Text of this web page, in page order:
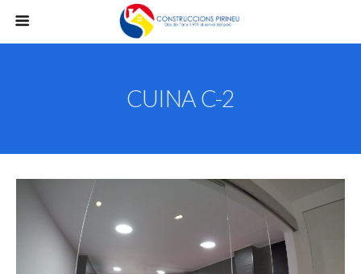
CUINA C-2